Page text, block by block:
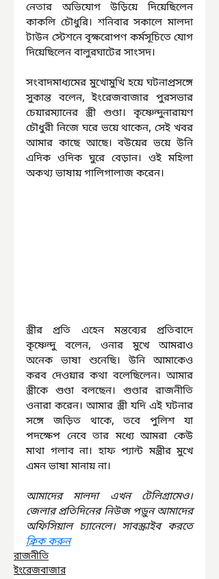
নেতার অভিযোগ উড়িয়ে দিয়েছিলেন
কাকলি চৌধুরি। শনিবার সকালে মালদা
টাউন স্টেশনে বৃক্ষরোপণ কর্মসূচিতে যোগ
দিয়েছিলেন বালুরঘাটের সাংসদ।
সংবাদমাধ্যমের মুখোমুখি হয়ে ঘটনাপ্রসঙ্গে
সুকান্ত বলেন, ইংরেজবাজার পুরসভার
চেয়ারম্যানের স্ত্রী গুণ্ডা। কৃষ্ণেন্দুনারায়ণ
চৌধুরী নিজে ঘরে ভয়ে থাকেন, সেই খবর
আমার কাছে আছে। বউয়ের ভয়ে উনি
এদিক ওদিক ঘুরে বেড়ান। ওই মহিলা
অকথ্য ভাষায় গালিগালাজ করেন।
স্ত্রীর প্রতি এহেন মন্তব্যের প্রতিবাদে
কৃষ্ণেন্দু বলেন, ওনার মুখে আমরাও
অনেক ভাষা শুনেছি। উনি আমাকেও
করব দেওয়ার কথা বলেছিলেন। আমার
স্ত্রীকে গুণ্ডা বলছেন। গুণ্ডার রাজনীতি
ওনারা করেন। আমার স্ত্রী যদি এই ঘটনার
সঙ্গে জড়িত থাকে, তবে পুলিশ যা
পদক্ষেপ নেবে তার মধ্যে আমরা কেউ
মাথা গলাব না। হাফ প্যান্ট মন্ত্রীর মুখে
এমন ভাষা মানায় না।
আমাদের মালদা এখন টেলিগ্রামেও।
জেলার প্রতিদিনের নিউজ পড়ুন আমাদের
অফিসিয়াল চ্যানেলে। সাবস্ক্রাইব করতে
ক্লিক করুন
রাজনীতি
ইংরেজবাজার